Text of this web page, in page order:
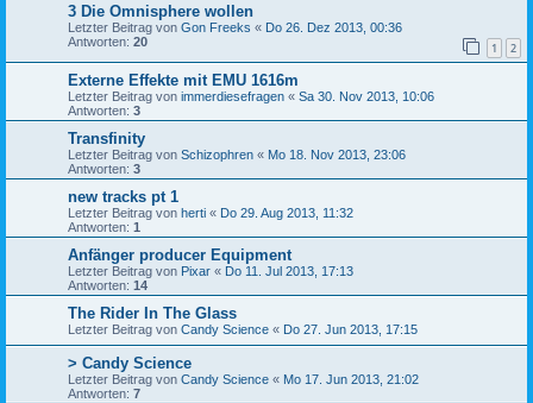
3 Die Omnisphere wollen
Letzter Beitrag von Gon Freeks « Do 26. Dez 2013, 00:36
Antworten: 20 1 2
Externe Effekte mit EMU 1616m
Letzter Beitrag von immerdiesefragen « Sa 30. Nov 2013, 10:06
Antworten: 3
Transfinity
Letzter Beitrag von Schizophren « Mo 18. Nov 2013, 23:06
Antworten: 3
new tracks pt 1
Letzter Beitrag von herti « Do 29. Aug 2013, 11:32
Antworten: 1
Anfänger producer Equipment
Letzter Beitrag von Pixar « Do 11. Jul 2013, 17:13
Antworten: 14
The Rider In The Glass
Letzter Beitrag von Candy Science « Do 27. Jun 2013, 17:15
> Candy Science
Letzter Beitrag von Candy Science « Mo 17. Jun 2013, 21:02
Antworten: 7